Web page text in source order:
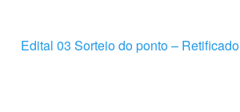
Edital 03 Sorteio do ponto – Retificado